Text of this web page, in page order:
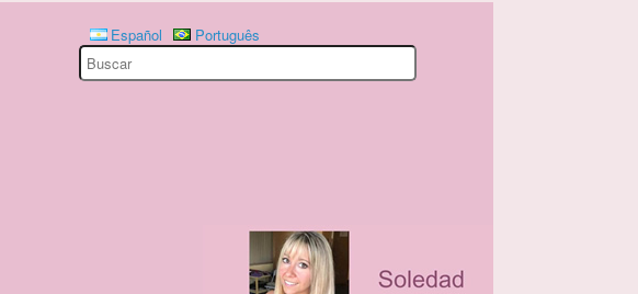
Español
Português
Search
for: